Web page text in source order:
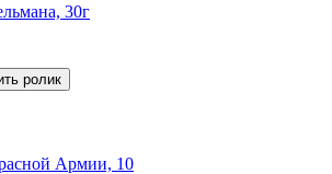
30г
ролик
Армии, 10